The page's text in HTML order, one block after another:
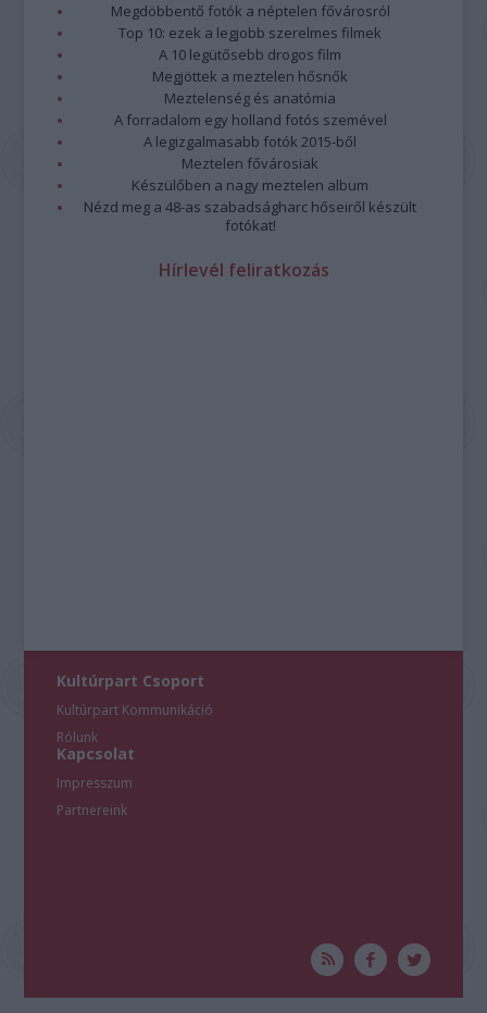
Megdöbbentő fotók a néptelen fővárosról
Top 10: ezek a legjobb szerelmes filmek
A 10 legütősebb drogos film
Megjöttek a meztelen hősnők
Meztelenség és anatómia
A forradalom egy holland fotós szemével
A legizgalmasabb fotók 2015-ből
Meztelen fővárosiak
Készülőben a nagy meztelen album
Nézd meg a 48-as szabadságharc hőseiről készült
fotókat!
Hírlevél feliratkozás
Kultúrpart Csoport
Kultúrpart Kommunikáció
Rólunk
Kapcsolat
Impresszum
Partnereink